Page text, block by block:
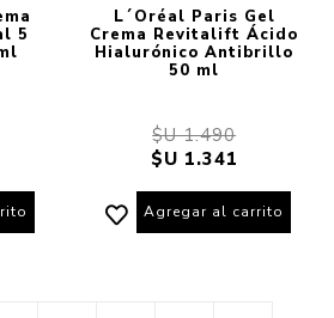
5
L´Oréal Paris Gel
Crema Revitalift Ácido
Hialurónico Antibrillo
50 ml
$U 1.490
$U 1.341
Agregar al carrito